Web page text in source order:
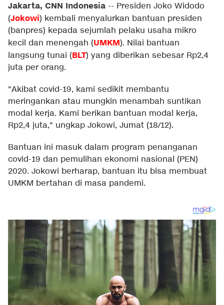
Jakarta, CNN Indonesia -- Presiden Joko Widodo
(Jokowi) kembali menyalurkan bantuan presiden
(banpres) kepada sejumlah pelaku usaha mikro
kecil dan menengah (UMKM). Nilai bantuan
langsung tunai (BLT) yang diberikan sebesar Rp2,4
juta per orang.
"Akibat covid-19, kami sedikit membantu
meringankan atau mungkin menambah suntikan
modal kerja. Kami berikan bantuan modal kerja,
Rp2,4 juta," ungkap Jokowi, Jumat (18/12).
Bantuan ini masuk dalam program penanganan
covid-19 dan pemulihan ekonomi nasional (PEN)
2020. Jokowi berharap, bantuan itu bisa membuat
UMKM bertahan di masa pandemi.